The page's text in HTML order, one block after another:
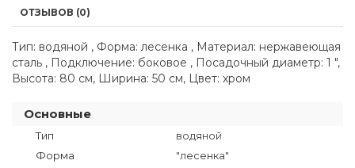
ОТЗЫВОВ (0)
Тип: водяной , Форма: лесенка , Материал: нержавеющая
сталь , Подключение: боковое , Посадочный диаметр: 1 ",
Высота: 80 см, Ширина: 50 см, Цвет: хром
Основные
Тип
водяной
Форма
"лесенка"